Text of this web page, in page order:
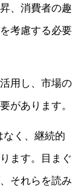
、消費者の趣
考慮する必要
用し、市場の
があります。
なく、継続的
ます。目まぐ
それらを読み